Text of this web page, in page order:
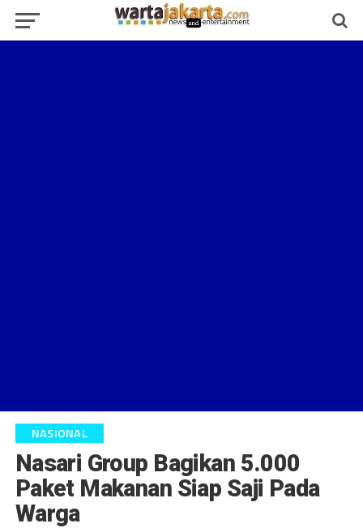
NASIONAL
Nasari Group Bagikan 5.000
Paket Makanan Siap Saji Pada
Warga